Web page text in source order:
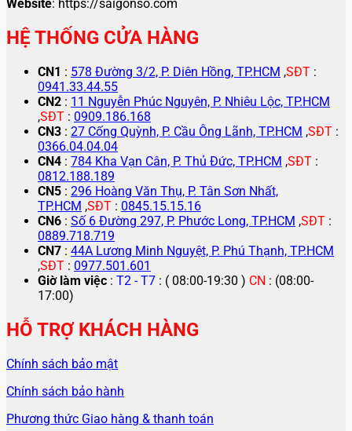
Website: https://saigonso.com
HỆ THỐNG CỬA HÀNG
CN1 : 578 Đường 3/2, P. Diên Hồng, TP.HCM ,SĐT :
0941.33.44.55
CN2 : 11 Nguyễn Phúc Nguyên, P. Nhiêu Lộc, TP.HCM
,SĐT : 0909.186.168
CN3 : 27 Cống Quỳnh, P. Cầu Ông Lãnh, TP.HCM ,SĐT :
0366.04.04.04
CN4 : 784 Kha Vạn Cân, P. Thủ Đức, TP.HCM ,SĐT :
0812.188.189
CN5 : 296 Hoàng Văn Thụ, P. Tân Sơn Nhất,
TP.HCM ,SĐT : 0845.15.15.16
CN6 : Số 6 Đường 297, P. Phước Long, TP.HCM ,SĐT :
0889.718.719
CN7 : 44A Lương Minh Nguyệt, P. Phú Thạnh, TP.HCM
,SĐT : 0977.501.601
Giờ làm việc : T2 - T7 : ( 08:00-19:30 ) CN : (08:00-
17:00)
HỖ TRỢ KHÁCH HÀNG
Chính sách bảo mật
Chính sách bảo hành
Phương thức Giao hàng & thanh toán